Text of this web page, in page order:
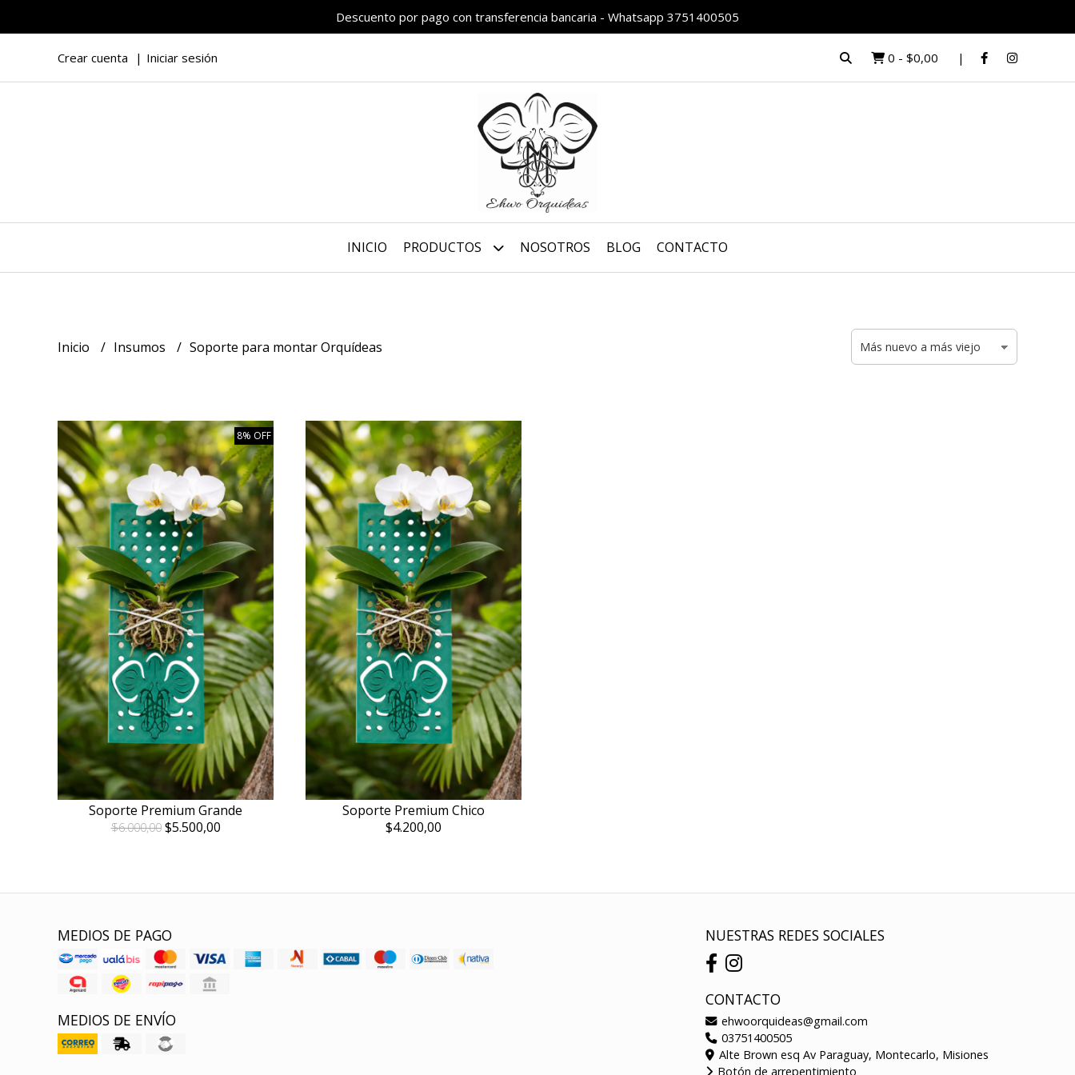
Descuento por pago con transferencia bancaria - Whatsapp 3751400505
Crear cuenta Iniciar sesión 0 - $0,00
INICIO PRODUCTOS NOSOTROS BLOG CONTACTO
Inicio Insumos Soporte para montar Orquídeas
8% OFF
Soporte Premium Grande
$6.000,00$5.500,00
Soporte Premium Chico
$4.200,00
MEDIOS DE PAGO
MEDIOS DE ENVÍO
NUESTRAS REDES SOCIALES
CONTACTO
ehwoorquideas@gmail.com
03751400505
Alte Brown esq Av Paraguay, Montecarlo, Misiones
Botón de arrepentimiento